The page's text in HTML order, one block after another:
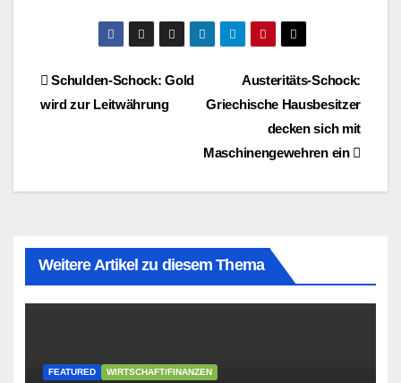
BeitragsnavigationAusteritäts-Schock:
Griechische Hausbesitzer
decken sich mit
Maschinengewehren ein
Schulden-Schock: Gold
wird zur Leitwährung
Weitere Artikel zu diesem Thema
FEATURED WIRTSCHAFT/FINANZEN